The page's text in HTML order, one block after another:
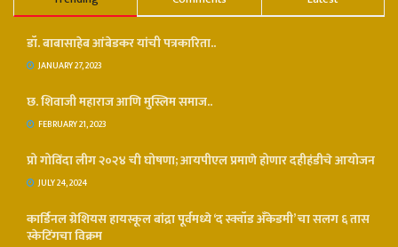
डॉ. बाबासाहेब आंबेडकर यांची पत्रकारिता..
JANUARY 27, 2023
छ. शिवाजी महाराज आणि मुस्लिम समाज..
FEBRUARY 21, 2023
प्रो गोविंदा लीग २०२४ ची घोषणा; आयपीएल प्रमाणे होणार दहीहंडीचे आयोजन
JULY 24, 2024
कार्डिनल ग्रेशियस हायस्कूल बांद्रा पूर्वमध्ये ‘द स्क्वॉड अँकेडमी’ चा सलग ६ तास
स्केटिंगचा विक्रम